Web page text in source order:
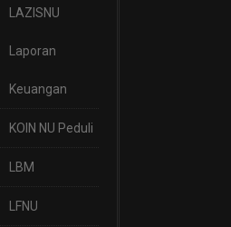
LAZISNU
Laporan
Keuangan
KOIN NU Peduli
LBM
LFNU